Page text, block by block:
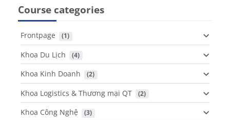
Course categories
Frontpage (1)
Khoa Du Lịch (4)
Khoa Kinh Doanh (2)
Khoa Logistics & Thương mại QT (2)
Khoa Công Nghệ (3)